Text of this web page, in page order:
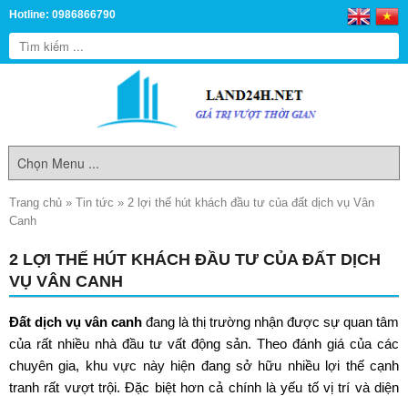
Hotline: 0986866790
Trang chủ » Tin tức » 2 lợi thế hút khách đầu tư của đất dịch vụ Vân
Canh
2 LỢI THẾ HÚT KHÁCH ĐẦU TƯ CỦA ĐẤT DỊCH
VỤ VÂN CANH
Đất dịch vụ vân canh đang là thị trường nhận được sự quan tâm
của rất nhiều nhà đầu tư vất động sản. Theo đánh giá của các
chuyên gia, khu vực này hiện đang sở hữu nhiều lợi thế cạnh
tranh rất vượt trội. Đặc biệt hơn cả chính là yếu tố vị trí và diện